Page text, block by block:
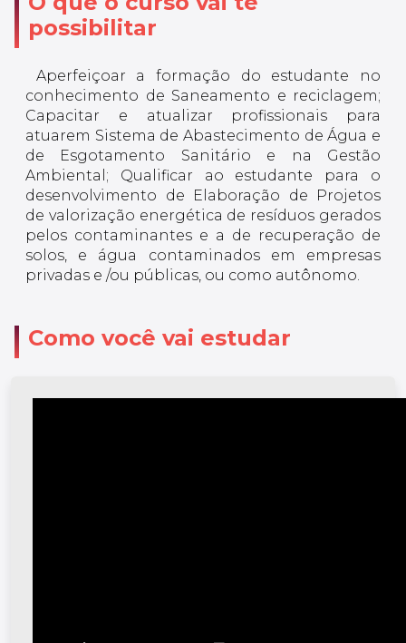
possibilitar
Aperfeiçoar a formação do estudante no
conhecimento de Saneamento e reciclagem;
Capacitar e atualizar profissionais para
atuarem Sistema de Abastecimento de Água e
de Esgotamento Sanitário e na Gestão
Ambiental; Qualificar ao estudante para o
desenvolvimento de Elaboração de Projetos
de valorização energética de resíduos gerados
pelos contaminantes e a de recuperação de
solos, e água contaminados em empresas
privadas e /ou públicas, ou como autônomo.
Como você vai estudar